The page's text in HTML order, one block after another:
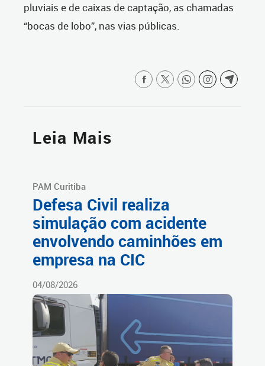
pluviais e de caixas de captação, as chamadas
“bocas de lobo”, nas vias públicas.
Leia Mais
PAM Curitiba
Defesa Civil realiza
simulação com acidente
envolvendo caminhões em
empresa na CIC
04/08/2026